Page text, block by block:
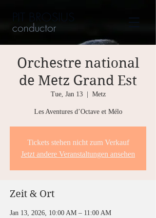
PIT BROSIUS
conductor
Orchestre national
de Metz Grand Est
Tue, Jan 13
  |
Metz
Les Aventures d’Octave et Mélo
Tickets stehen nicht zum Verkauf
Jetzt andere Veranstaltungen ansehen
Zeit & Ort
Jan 13, 2026, 10:00 AM – 11:00 AM